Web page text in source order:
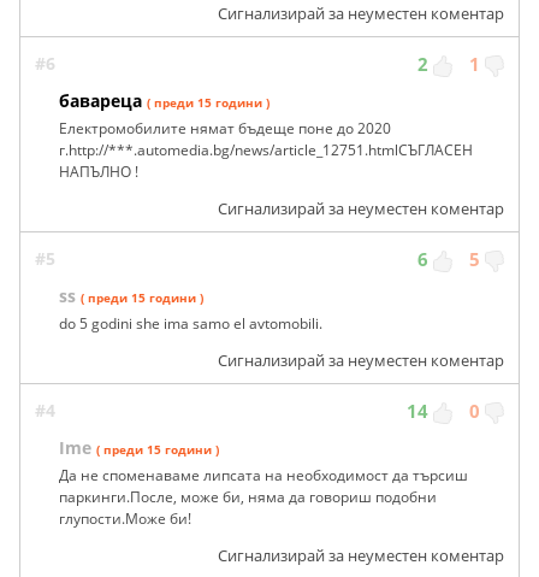
Сигнализирай за неуместен коментар
#6 2 1
бавареца ( преди 15 години )
Електромобилите нямат бъдеще поне до 2020
г.http://***.automedia.bg/news/article_12751.htmlСЪГЛАСЕН
НАПЪЛНО !
Сигнализирай за неуместен коментар
#5 6 5
ss ( преди 15 години )
do 5 godini she ima samo el avtomobili.
Сигнализирай за неуместен коментар
#4 14 0
Ime ( преди 15 години )
Да не споменаваме липсата на необходимост да търсиш
паркинги.После, може би, няма да говориш подобни
глупости.Може би!
Сигнализирай за неуместен коментар